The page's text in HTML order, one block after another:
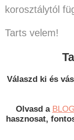
korosztálytól
Tarts velem!
Válaszd ki és
Olvasd a
hasznosat,